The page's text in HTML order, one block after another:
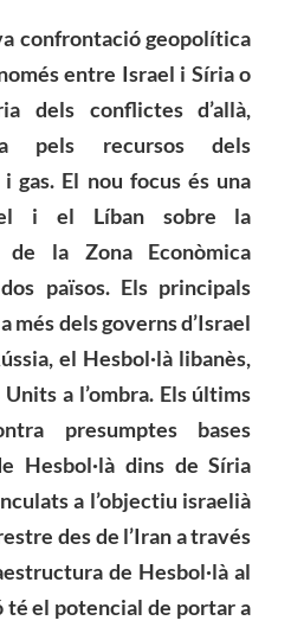
confrontació geopolítica
entre Israel i Síria o
dels conflictes d’allà,
pels recursos dels
gas. El nou focus és una
i el Líban sobre la
de la Zona Econòmica
països. Els principals
més dels governs d’Israel
el Hesbol·là libanès,
a l’ombra. Els últims
presumptes bases
Hesbol·là dins de Síria
a l’objectiu israelià
des de l’Iran a través
de Hesbol·là al
té el potencial de portar a